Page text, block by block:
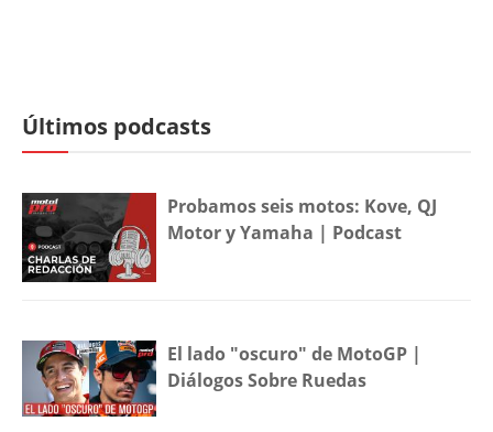
Últimos podcasts
Probamos seis motos: Kove, QJ
Motor y Yamaha | Podcast
El lado "oscuro" de MotoGP |
Diálogos Sobre Ruedas